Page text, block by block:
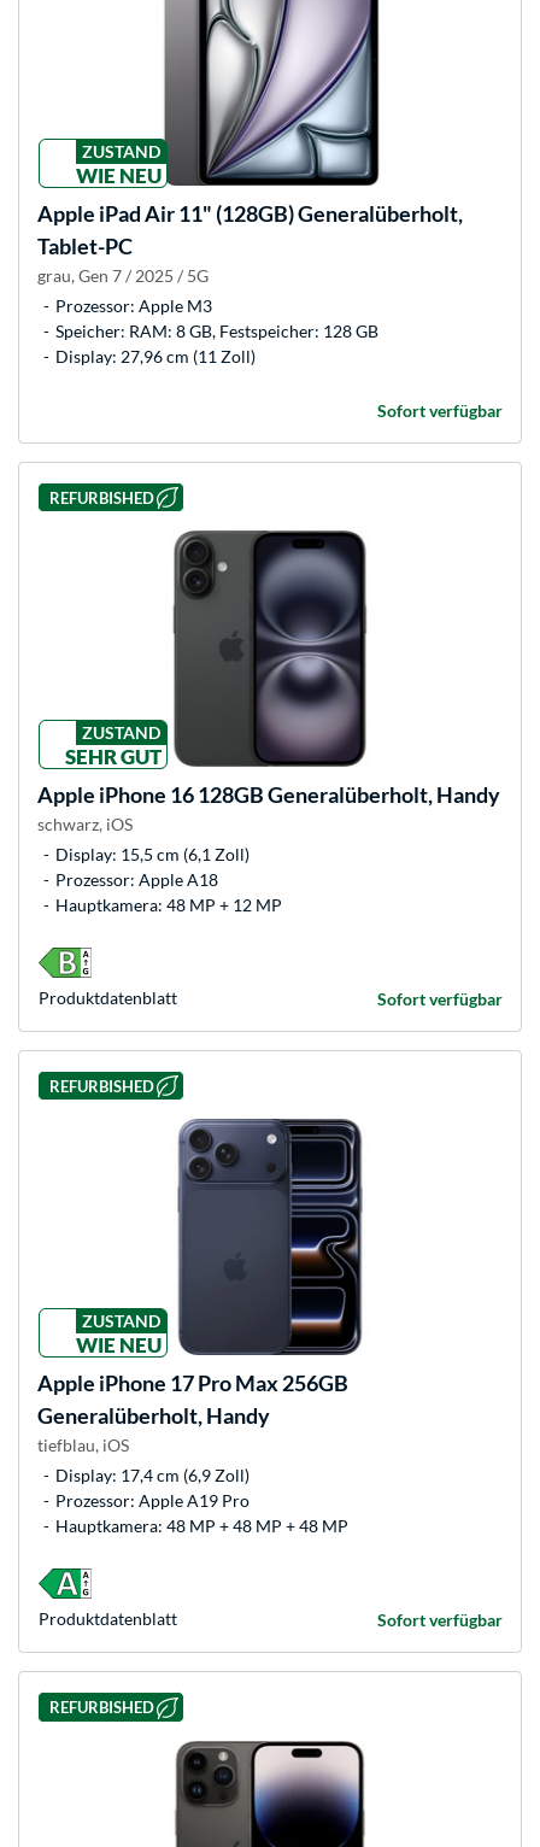
ZUSTAND
WIE NEU
Apple iPad Air 11" (128GB) Generalüberholt,
Tablet-PC
grau, Gen 7 / 2025 / 5G
Prozessor: Apple M3
Speicher: RAM: 8 GB, Festspeicher: 128 GB
Display: 27,96 cm (11 Zoll)
Sofort verfügbar
REFURBISHED
ZUSTAND
SEHR GUT
Apple iPhone 16 128GB Generalüberholt, Handy
schwarz, iOS
Display: 15,5 cm (6,1 Zoll)
Prozessor: Apple A18
Hauptkamera: 48 MP + 12 MP
Sofort verfügbar
Produkt­datenblatt
REFURBISHED
ZUSTAND
WIE NEU
Apple iPhone 17 Pro Max 256GB
Generalüberholt, Handy
tiefblau, iOS
Display: 17,4 cm (6,9 Zoll)
Prozessor: Apple A19 Pro
Hauptkamera: 48 MP + 48 MP + 48 MP
Sofort verfügbar
Produkt­datenblatt
REFURBISHED